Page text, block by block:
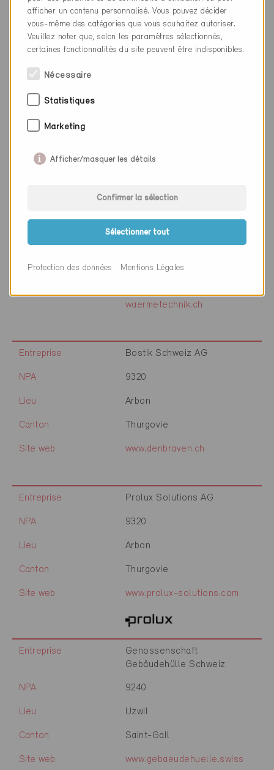
Site web www.egokiefer.ch
Entreprise Bauwerk Group Schweiz AG
Canton
Dolder Wärmetechnik AG
NPA 9430
Lieu St. Margrethen
Canton Saint-Gall
waermetechnik.ch
Entreprise Bostik Schweiz AG
NPA 9320
Lieu Arbon
Canton Thurgovie
Site web www.denbraven.ch
Entreprise Prolux Solutions AG
NPA 9320
Lieu Arbon
Canton Thurgovie
Site web www.prolux-solutions.com
Entreprise
Genossenschaft
Gebäudehülle Schweiz
NPA 9240
Lieu Uzwil
Canton Saint-Gall
Site web www.gebaeudehuelle.swiss
afficher un contenu personnalisé. Vous pouvez décider
vous-même des catégories que vous souhaitez autoriser.
Veuillez noter que, selon les paramètres sélectionnés,
certaines fonctionnalités du site peuvent être indisponibles.
Nécessaire
Statistiques
Marketing
Afficher/masquer les détails
Confirmer la sélection
Sélectionner tout
Protection des données Mentions Légales